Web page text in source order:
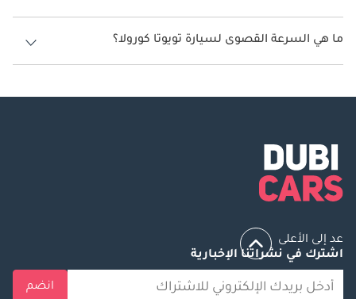
تنتج تويوتا كورولا قوة 121 حصان - 296 حصان.
ما هي السرعة القصوى لسيارة تويوتا كورولا؟
السرعة القصوى لسيارة تويوتا كورولا هي 190 كم/الساعة - 230 كم/الساعة.
عد إلى الأعلى
اشترك في نشراتنا الإخبارية
انضم